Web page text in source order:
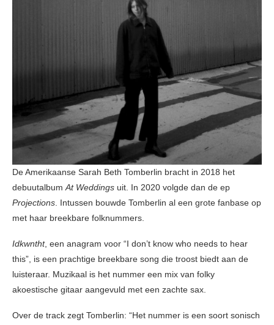
De Amerikaanse Sarah Beth Tomberlin bracht in 2018 het
debuutalbumAt Weddings uit. In 2020 volgde dan de ep
Projections. Intussen bouwde Tomberlin al een grote fanbase op
met haar breekbare folknummers.
Idkwntht, een anagram voor “I don’t know who needs to hear
this”, is een prachtige breekbare song die troost biedt aan de
luisteraar. Muzikaal is het nummer een mix van folky
akoestische gitaar aangevuld met een zachte sax.
Over de track zegt Tomberlin: “Het nummer is een soort sonisch